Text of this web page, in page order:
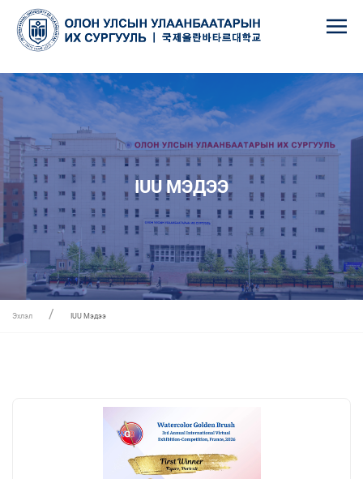
IUU МЭДЭЭ
Эхлэл IUU Мэдээ